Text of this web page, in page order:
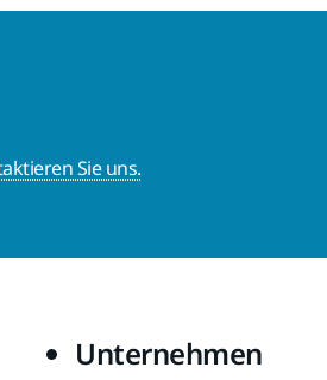
Sie uns.
Unternehmen